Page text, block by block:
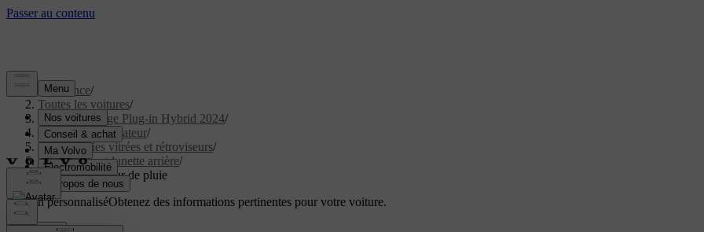
Assistance/
Toutes les voitures/
XC40 Recharge Plug-in Hybrid 2024/
Manuel de l'utilisateur/
Vitres, parties vitrées et rétroviseurs/
Pare-brise et lunette arrière/
Utiliser le capteur de pluie
Soutien personnaliséObtenez des informations pertinentes pour votre voiture.